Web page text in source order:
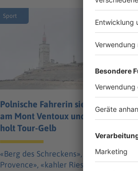
Sport
Polnische Fahrerin siegt
am Mont Ventoux und
holt Tour-Gelb
«Berg des Schreckens», «Gigant der
Provence», «kahler Riese». Namen